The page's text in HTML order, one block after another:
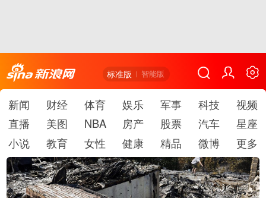
标准版 智能版
新闻 财经 体育 娱乐 军事 科技
视频
直播
美图 NBA 房产 股票 汽车
星座
小说
教育 女性 健康 精品 微博 更多